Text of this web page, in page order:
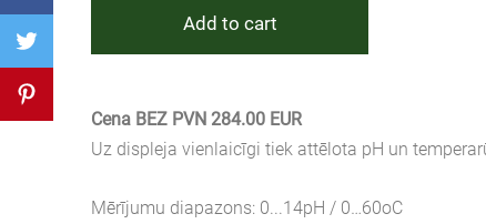
Add to cart
Cena BEZ PVN 284.00 EUR
Uz displeja vienlaicīgi tiek attēlota pH un
Mērījumu diapazons: 0...14pH / 0…60oC